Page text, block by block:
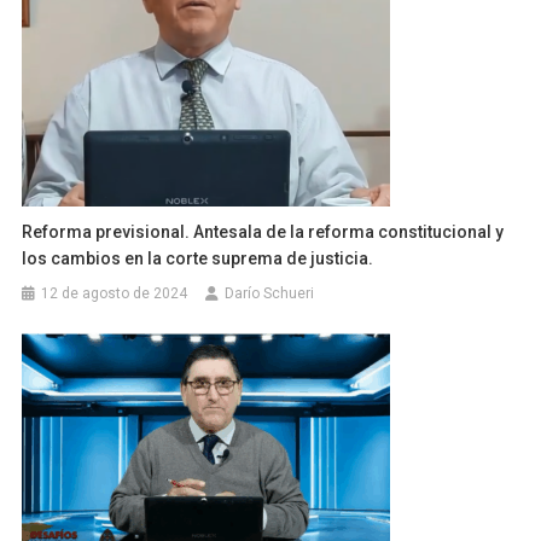
Reforma previsional. Antesala de la reforma constitucional y
los cambios en la corte suprema de justicia.
12 de agosto de 2024 Darío Schueri